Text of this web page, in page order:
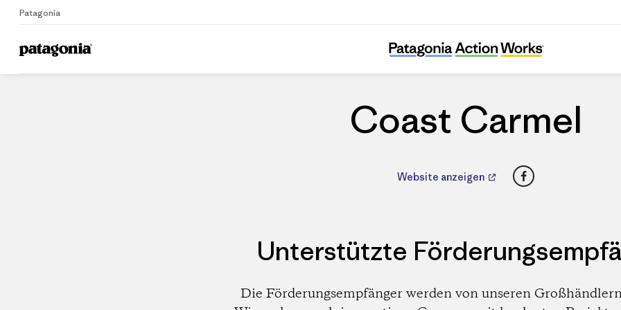
Patagonia
Home Händler
Coast Carmel
Coast Carmel
Website anzeigen Facebook
Unterstützte
Die Förderungsempfänger werden von unseren